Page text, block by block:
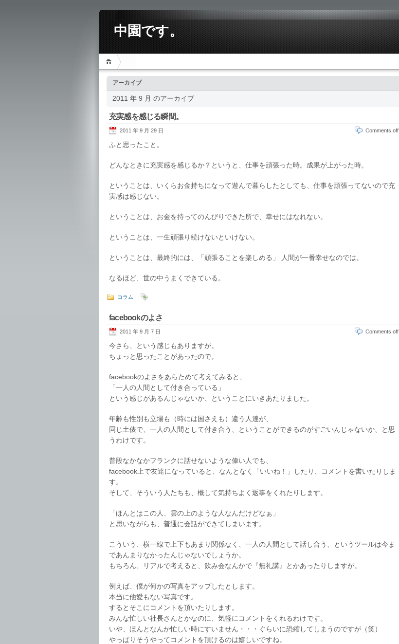
中園です。
アーカイブ
2011 年 9 月 のアーカイブ
充実感を感じる瞬間。
2011 年 9 月 29 日 Comments off
ふと思ったこと。
どんなときに充実感を感じるか？というと、仕事を頑張った時。成果が上がった時。
ということは、いくらお金持ちになって遊んで暮らしたとしても、仕事を頑張ってないので充
実感は感じない。
ということは、お金を持ってのんびりできた所で、幸せにはなれない。
ということは、一生頑張り続けないといけない。
ということは、最終的には、「頑張ることを楽しめる」 人間が一番幸せなのでは。
なるほど、世の中うまくできている。
コラム
facebookのよさ
2011 年 9 月 7 日 Comments off
今さら、という感じもありますが。
ちょっと思ったことがあったので。
facebookのよさをあらためて考えてみると、
「一人の人間として付き合っている」
という感じがあるんじゃないか、ということにいきあたりました。
年齢も性別も立場も（時には国さえも）違う人達が、
同じ土俵で、一人の人間として付き合う、ということができるのがすごいんじゃないか、と思
うわけです。
普段なかなかフランクに話せないような偉い人でも、
facebook上で友達になっていると、なんとなく「いいね！」したり、コメントを書いたりしま
す。
そして、そういう人たちも、概して気持ちよく返事をくれたりします。
「ほんとはこの人、雲の上のような人なんだけどなぁ」
と思いながらも、普通に会話ができてしまいます。
こういう、横一線で上下もあまり関係なく、一人の人間として話し合う、というツールは今ま
であんまりなかったんじゃないでしょうか。
もちろん、リアルで考えると、飲み会なんかで『無礼講』とかあったりしますが。
例えば、僕が何かの写真をアップしたとします。
本当に他愛もない写真です。
するとそこにコメントを頂いたりします。
みんな忙しい社長さんとかなのに、気軽にコメントをくれるわけです。
いや、ほんとなんか忙しい時にすいません・・・ぐらいに恐縮してしまうのですが（笑）
やっぱりそうやってコメントを頂けるのは嬉しいですね。